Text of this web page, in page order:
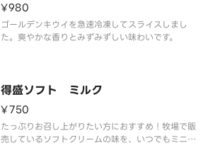
¥980
ゴールデンキウイを急速冷凍してスライスしまし
た。爽やかな香りとみずみずしい味わいです。
得盛ソフト ミルク
¥750
たっぷりお召し上がりたい方におすすめ！牧場で販
売しているソフトクリームの味を、いつでもミニス